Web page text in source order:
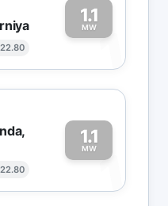
1.1
MW1
1.1
MW1